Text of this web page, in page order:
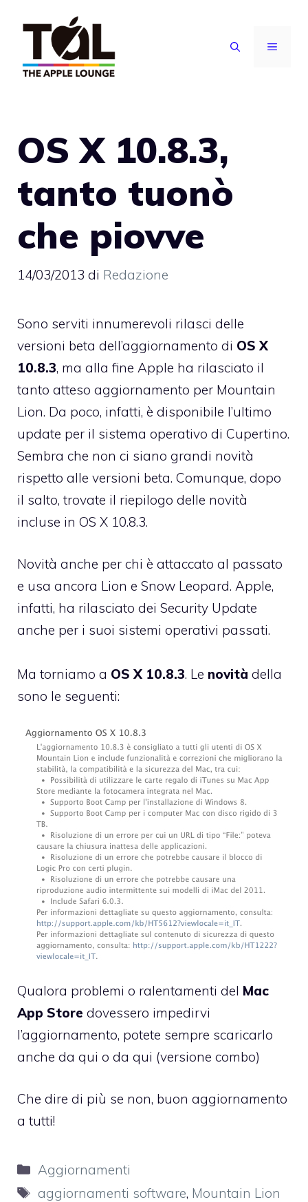
contenuto
MENU
OS X 10.8.3,
tanto tuonò
che piovve
14/03/2013 di Redazione
Sono serviti innumerevoli rilasci delle
versioni beta dell’aggiornamento di OS X
10.8.3, ma alla fine Apple ha rilasciato il
tanto atteso aggiornamento per Mountain
Lion. Da poco, infatti, è disponibile l’ultimo
update per il sistema operativo di Cupertino.
Sembra che non ci siano grandi novità
rispetto alle versioni beta. Comunque, dopo
il salto, trovate il riepilogo delle novità
incluse in OS X 10.8.3.
Novità anche per chi è attaccato al passato
e usa ancora Lion e Snow Leopard. Apple,
infatti, ha rilasciato dei Security Update
anche per i suoi sistemi operativi passati.
Ma torniamo a OS X 10.8.3. Le novità della
sono le seguenti:
Qualora problemi o ralentamenti del Mac
App Store dovessero impedirvi
l’aggiornamento, potete sempre scaricarlo
anche da qui o da qui (versione combo)
Che dire di più se non, buon aggiornamento
a tutti!
Categorie
Aggiornamenti
Tag
aggiornamenti software, Mountain Lion